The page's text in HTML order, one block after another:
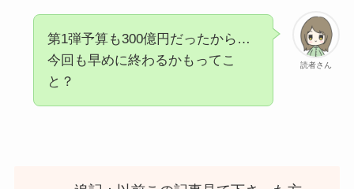
読者さん
第1弾予算も300億円だったから…
今回も早めに終わるかもってこ
と？